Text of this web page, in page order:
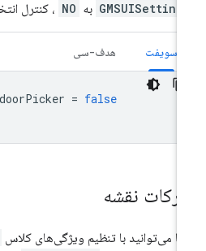
به NO ، کنترل
سویفت هدف-سی
.indoorPicker = false
نقشه
می‌توانید با تنظیم ویژگی‌های کلاس